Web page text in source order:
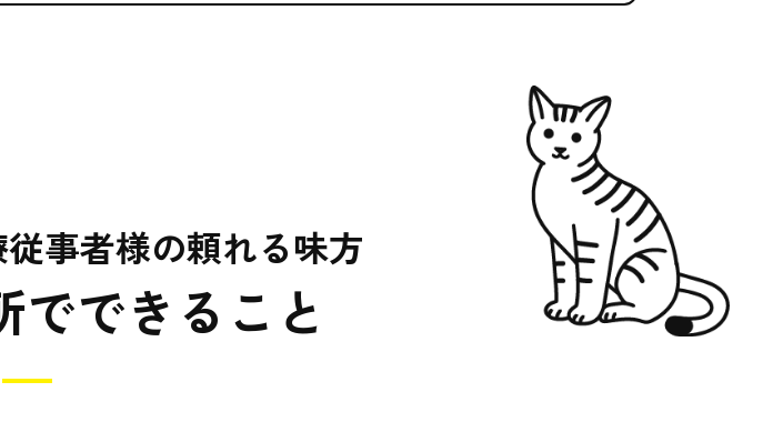
事者様の頼れる味方
でできること